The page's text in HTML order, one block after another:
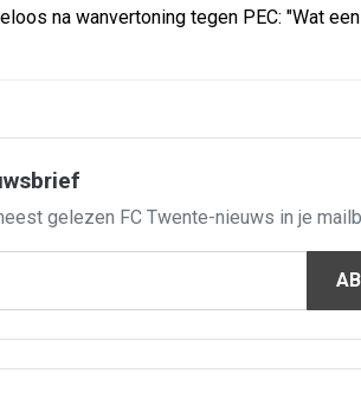
na wanvertoning tegen PEC: "Wat een
gelezen FC Twente-nieuws in je